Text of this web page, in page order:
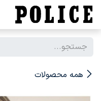
صرف نظر و مشاهده محتوا
همه محصولات